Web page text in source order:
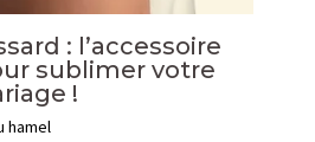
: l’accessoire
sublimer votre
!
hamel